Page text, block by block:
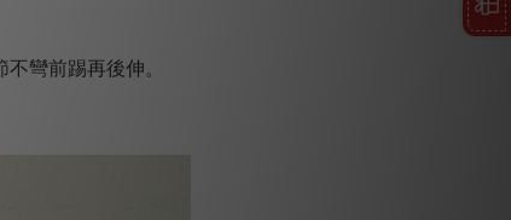
彎前踢再後伸。